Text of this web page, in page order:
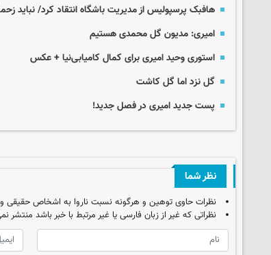
هافبک پرسپولیس از مدیریت باشگاه انتقاد کرد/ نباید
امیری: مدیون گل محمدی هستیم
استوری وحید امیری برای کمال کامیابی‌نیا + عکس
گل نزد اما گل کاشت
پست جدید امیری در فصل جدید!
نظر شما
نظرات حاوی توهین و هرگونه نسبت ناروا به اشخاص حقیقی
نظراتی که غیر از زبان فارسی یا غیر مرتبط با خبر باشد منتشر